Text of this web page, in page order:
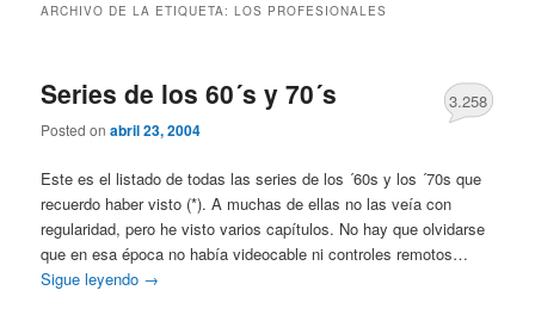
ARCHIVO DE LA ETIQUETA:LOS PROFESIONALES
Series de los 60´s y 70´s
Posted onabril 23, 2004
3.258
Este es el listado de todas las series de los ´60s y los ´70s que
recuerdo haber visto (*). A muchas de ellas no las veía con
regularidad, pero he visto varios capítulos. No hay que olvidarse
que en esa época no había videocable ni controles remotos…
Sigue leyendo →